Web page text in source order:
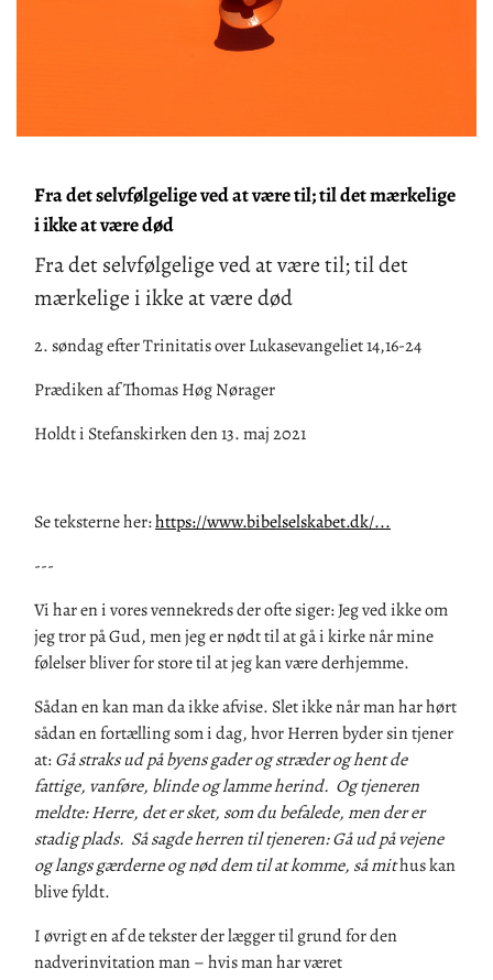
​Fra det selvfølgelige ved at være til; til det mærkelige
i ikke at være død
Fra det selvfølgelige ved at være til; til det
mærkelige i ikke at være død
2. søndag efter Trinitatis overLukasevangeliet 14,16-24
Prædiken af Thomas Høg Nørager
Holdt i Stefanskirken den13. maj2021
Se teksterne her:https://www.bibelselskabet.dk/...
---
Vi har en i vores vennekredsderoftesiger: Jeg ved ikke om
jeg tror på Gud, men jeg er nødt til at gå i kirke når mine
følelser bliver for store til at jeg kan være derhjemme.
Sådan en kan man da ikke afvise. Slet ikke når man har hørt
sådan en fortælling som i dag, hvor Herren byder sin tjener
at:Gå straks ud på byens gader og stræder og hent de
fattige, vanføre, blinde og lamme herind. Og tjeneren
meldte: Herre, det er sket, som du befalede, men der er
stadig plads. Så sagde herren til tjeneren: Gå ud på vejene
og langs gærderne og nød dem til at komme, så mithus kan
blive fyldt.
I øvrigt en af de tekster der lægger til grund for den
nadverinvitation man – hvis man har været